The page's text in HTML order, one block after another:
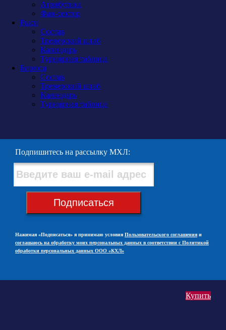
Купить
Атрибутика
Фан-сектор
Рыси
Состав
Тренерский штаб
Календарь
Турнирная таблица
Бирюса
Состав
Тренерский штаб
Календарь
Турнирная таблица
Подпишитесь на рассылку МХЛ:
Подписаться
Нажимая «Подписаться» я принимаю условия Пользовательского соглашения и
соглашаюсь на обработку моих персональных данных в соответствии с Политикой
обработки персональных данных ООО «КХЛ»